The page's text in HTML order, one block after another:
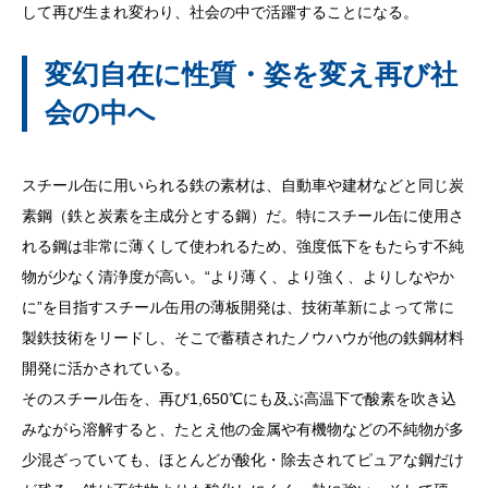
して再び生まれ変わり、社会の中で活躍することになる。
変幻自在に性質・姿を変え再び社
会の中へ
スチール缶に用いられる鉄の素材は、自動車や建材などと同じ炭
素鋼（鉄と炭素を主成分とする鋼）だ。特にスチール缶に使用さ
れる鋼は非常に薄くして使われるため、強度低下をもたらす不純
物が少なく清浄度が高い。“より薄く、より強く、よりしなやか
に”を目指すスチール缶用の薄板開発は、技術革新によって常に
製鉄技術をリードし、そこで蓄積されたノウハウが他の鉄鋼材料
開発に活かされている。
そのスチール缶を、再び1,650℃にも及ぶ高温下で酸素を吹き込
みながら溶解すると、たとえ他の金属や有機物などの不純物が多
少混ざっていても、ほとんどが酸化・除去されてピュアな鋼だけ